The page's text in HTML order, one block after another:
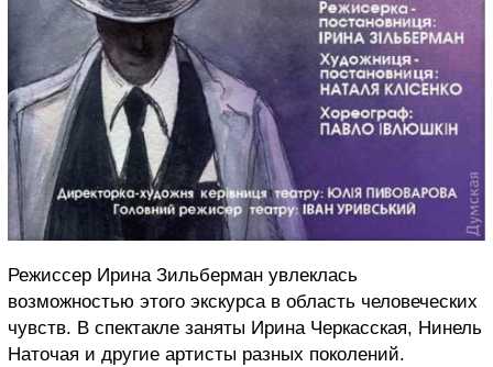
Режиссер Ирина Зильберман увлеклась
возможностью этого экскурса в область человеческих
чувств. В спектакле заняты Ирина Черкасская, Нинель
Наточая и другие артисты разных поколений.